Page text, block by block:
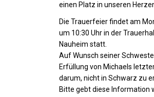
einen Platz in unseren
Die Trauerfeier findet am
um 10:30 Uhr in der
Nauheim statt.
Auf Wunsch seiner
Erfüllung von Michaels
darum, nicht in Schwarz zu
Bitte gebt diese Information